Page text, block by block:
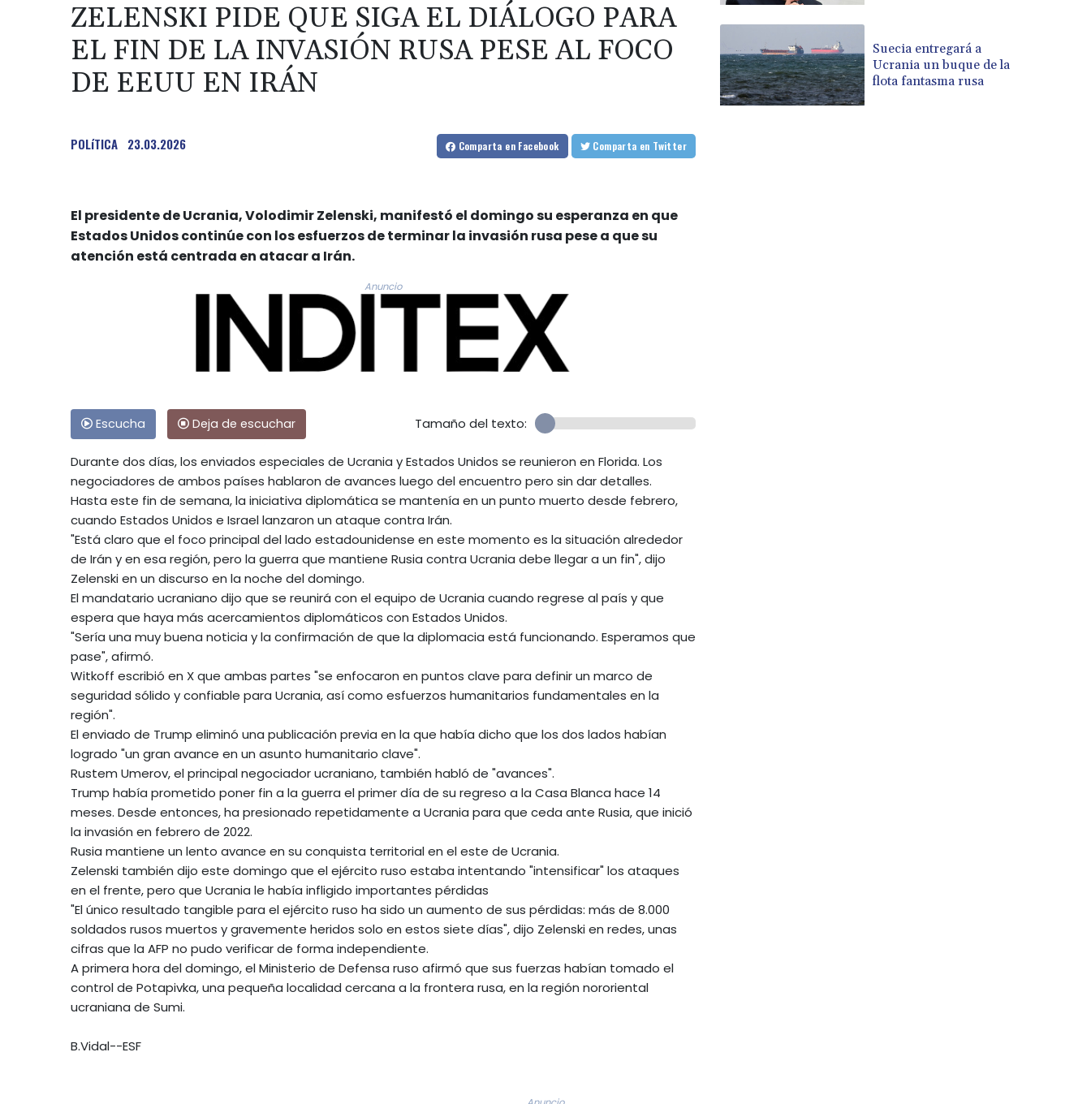
ZELENSKI PIDE QUE SIGA EL DIÁLOGO PARA
EL FIN DE LA INVASIÓN RUSA PESE AL FOCO
DE EEUU EN IRÁN
POLíTICA 23.03.2026 Comparta en Facebook Comparta en Twitter
El presidente de Ucrania, Volodimir Zelenski, manifestó el domingo su esperanza en que
Estados Unidos continúe con los esfuerzos de terminar la invasión rusa pese a que su
atención está centrada en atacar a Irán.
Anuncio
Escucha Deja de escuchar Tamaño del texto:
Durante dos días, los enviados especiales de Ucrania y Estados Unidos se reunieron en Florida. Los
negociadores de ambos países hablaron de avances luego del encuentro pero sin dar detalles.
Hasta este fin de semana, la iniciativa diplomática se mantenía en un punto muerto desde febrero,
cuando Estados Unidos e Israel lanzaron un ataque contra Irán.
"Está claro que el foco principal del lado estadounidense en este momento es la situación alrededor
de Irán y en esa región, pero la guerra que mantiene Rusia contra Ucrania debe llegar a un fin", dijo
Zelenski en un discurso en la noche del domingo.
El mandatario ucraniano dijo que se reunirá con el equipo de Ucrania cuando regrese al país y que
espera que haya más acercamientos diplomáticos con Estados Unidos.
"Sería una muy buena noticia y la confirmación de que la diplomacia está funcionando. Esperamos que
pase", afirmó.
Witkoff escribió en X que ambas partes "se enfocaron en puntos clave para definir un marco de
seguridad sólido y confiable para Ucrania, así como esfuerzos humanitarios fundamentales en la
región".
El enviado de Trump eliminó una publicación previa en la que había dicho que los dos lados habían
logrado "un gran avance en un asunto humanitario clave".
Rustem Umerov, el principal negociador ucraniano, también habló de "avances".
Trump había prometido poner fin a la guerra el primer día de su regreso a la Casa Blanca hace 14
meses. Desde entonces, ha presionado repetidamente a Ucrania para que ceda ante Rusia, que inició
la invasión en febrero de 2022.
Rusia mantiene un lento avance en su conquista territorial en el este de Ucrania.
Zelenski también dijo este domingo que el ejército ruso estaba intentando "intensificar" los ataques
en el frente, pero que Ucrania le había infligido importantes pérdidas
"El único resultado tangible para el ejército ruso ha sido un aumento de sus pérdidas: más de 8.000
soldados rusos muertos y gravemente heridos solo en estos siete días", dijo Zelenski en redes, unas
cifras que la AFP no pudo verificar de forma independiente.
A primera hora del domingo, el Ministerio de Defensa ruso afirmó que sus fuerzas habían tomado el
control de Potapivka, una pequeña localidad cercana a la frontera rusa, en la región nororiental
ucraniana de Sumi.
B.Vidal--ESF
Suecia entregará a
Ucrania un buque de la
flota fantasma rusa